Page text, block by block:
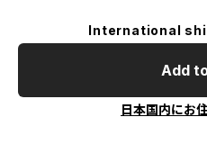
International
Add
日本国内にお